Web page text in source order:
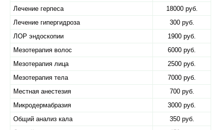
Лечение герпеса
18000 руб.
Лечение гипергидроза
300 руб.
ЛОР эндоскопии
1900 руб.
Мезотерапия волос
6000 руб.
Мезотерапия лица
2500 руб.
Мезотерапия тела
7000 руб.
Местная анестезия
700 руб.
Микродермабразия
3000 руб.
Общий анализ кала
350 руб.